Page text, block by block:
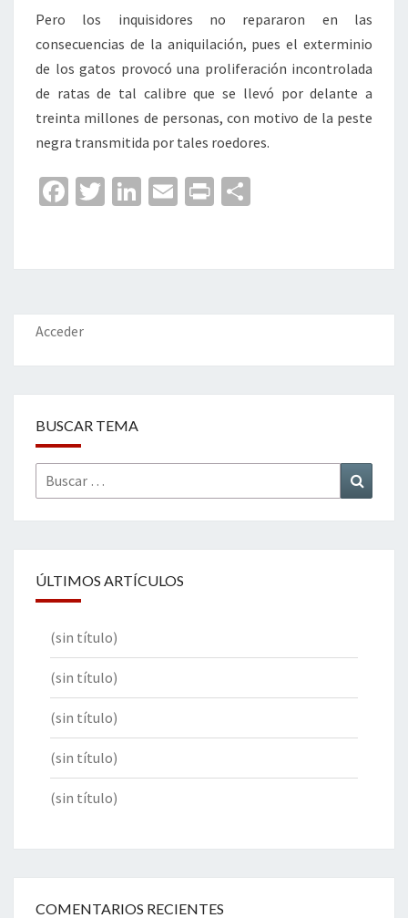
Pero los inquisidores no repararon en las
consecuencias de la aniquilación, pues el exterminio
de los gatos provocó una proliferación incontrolada
de ratas de tal calibre que se llevó por delante a
treinta millones de personas, con motivo de la peste
negra transmitida por tales roedores.
Fa
o
o
k
T
er
Li
dI
n
E
l
Pr
p
ar
Acceder
BUSCAR TEMA
Buscar
por:
ÚLTIMOS ARTÍCULOS
(sin título)
(sin título)
(sin título)
(sin título)
(sin título)
COMENTARIOS RECIENTES